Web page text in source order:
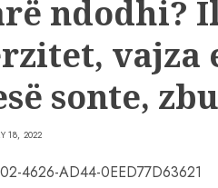
ndodhi?
vajza
sonte,
18, 2022